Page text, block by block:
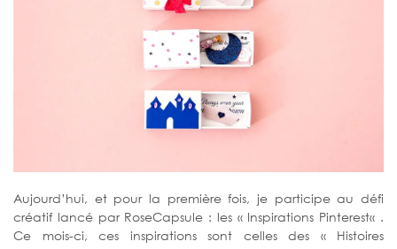
Aujourd’hui, et pour la première fois, je participe au défi
créatif lancé par RoseCapsule : les « Inspirations Pinterest« .
Ce mois-ci, ces inspirations sont celles des « Histoires